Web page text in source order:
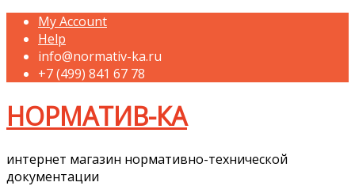
My Account
Help
info@normativ-ka.ru
+7 (499) 841 67 78
НОРМАТИВ-КА
интернет магазин нормативно-технической
документации